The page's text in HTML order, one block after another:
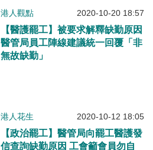
港人觀點 2020-10-20 18:57
【醫護罷工】被要求解釋缺勤原因
醫管局員工陣線建議統一回覆「非
無故缺勤」
港人花生 2020-10-12 18:05
【政治罷工】醫管局向罷工醫護發
信查詢缺勤原因 工會籲會員勿自